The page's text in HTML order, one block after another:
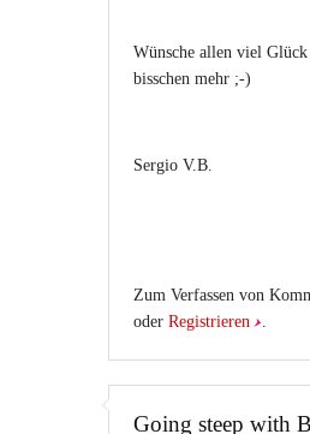
Wünsche allen viel
bisschen mehr ;-)
Sergio V.B.
Zum Verfassen von
oder Registrieren
Going steep with